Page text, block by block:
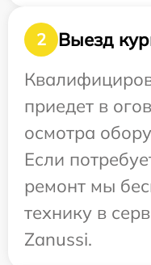
2
Выезд
приедет в
осмотра
Если
ремонт мы
технику в
Zanussi.